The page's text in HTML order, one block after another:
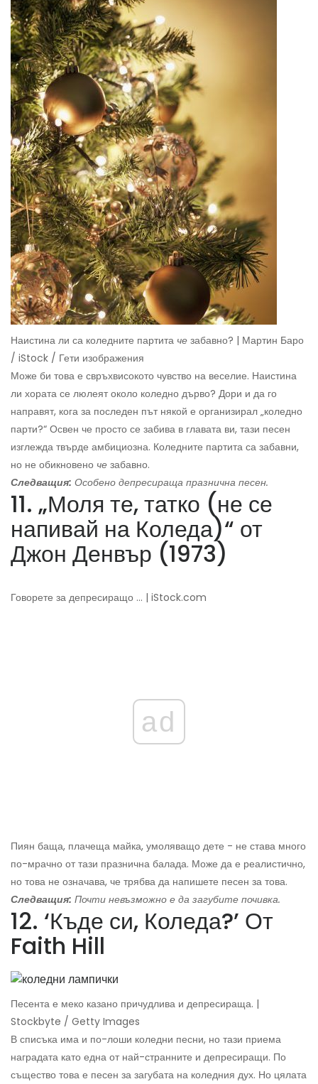
Наистина ли са коледните партита че забавно? | Мартин Баро
/ iStock / Гети изображения
Може би това е свръхвисокото чувство на веселие. Наистина
ли хората се люлеят около коледно дърво? Дори и да го
направят, кога за последен път някой е организирал „коледно
парти?“ Освен че просто се забива в главата ви, тази песен
изглежда твърде амбициозна. Коледните партита са забавни,
но не обикновено че забавно.
Следващия: Особено депресираща празнична песен.
11. „Моля те, татко (не се
напивай на Коледа)“ от
Джон Денвър (1973)
Говорете за депресиращо ... | iStock.com
ad
Пиян баща, плачеща майка, умоляващо дете - не става много
по-мрачно от тази празнична балада. Може да е реалистично,
но това не означава, че трябва да напишете песен за това.
Следващия: Почти невъзможно е да загубите почивка.
12. ‘Къде си, Коледа?’ От
Faith Hill
Песента е меко казано причудлива и депресираща. |
Stockbyte / Getty Images
В списъка има и по-лоши коледни песни, но тази приема
наградата като една от най-странните и депресиращи. По
същество това е песен за загубата на коледния дух. Но цялата